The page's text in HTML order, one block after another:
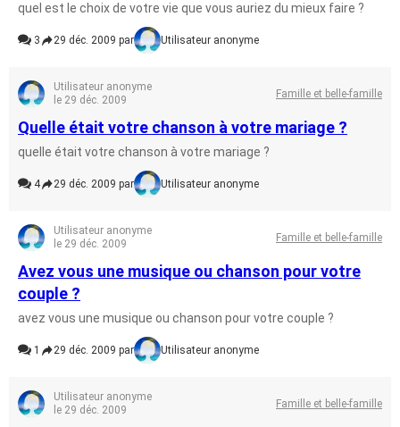
quel est le choix de votre vie que vous auriez du mieux faire ?
3 29 déc. 2009 par Utilisateur anonyme
Utilisateur anonyme
le 29 déc. 2009
Famille et belle-famille
Quelle était votre chanson à votre mariage ?
quelle était votre chanson à votre mariage ?
4 29 déc. 2009 par Utilisateur anonyme
Utilisateur anonyme
le 29 déc. 2009
Famille et belle-famille
Avez vous une musique ou chanson pour votre
couple ?
avez vous une musique ou chanson pour votre couple ?
1 29 déc. 2009 par Utilisateur anonyme
Utilisateur anonyme
le 29 déc. 2009
Famille et belle-famille